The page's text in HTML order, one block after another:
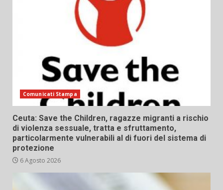
Comunicati Stampa
Ceuta: Save the Children, ragazze migranti a rischio
di violenza sessuale, tratta e sfruttamento,
particolarmente vulnerabili al di fuori del sistema di
protezione
6 Agosto 2026